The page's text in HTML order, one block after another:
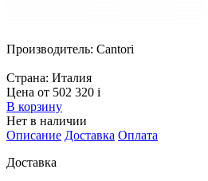
Производитель: Cantori
Страна: Италия
Цена от 502 320 i
В корзину
Нет в наличии
Описание Доставка Оплата
Доставка